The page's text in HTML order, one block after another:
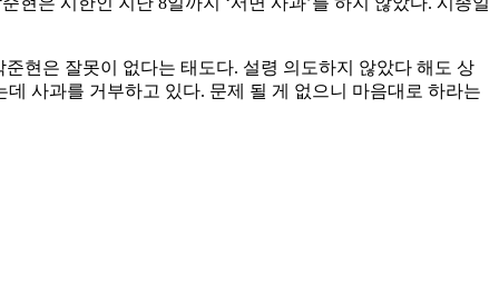
현은 잘못이 없다는 태도다. 설령 의도하지 않았다 해도 상
사과를 거부하고 있다. 문제 될 게 없으니 마음대로 하라는